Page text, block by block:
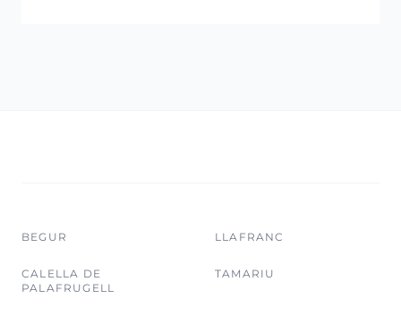
BEGUR LLAFRANC
CALELLA DE
PALAFRUGELL
TAMARIU